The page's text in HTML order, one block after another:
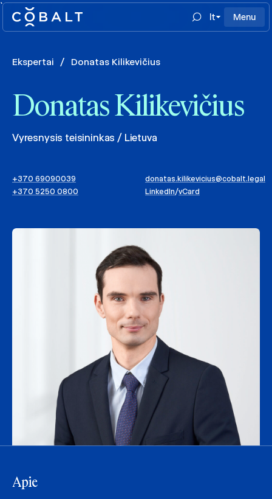
`
lt
Menu
Ekspertai / Donatas Kilikevičius
Donatas Kilikevičius
Vyresnysis teisininkas / Lietuva
+370 69090039
+370 5250 0800
donatas.kilikevicius@cobalt.legal
LinkedIn/vCard
Apie